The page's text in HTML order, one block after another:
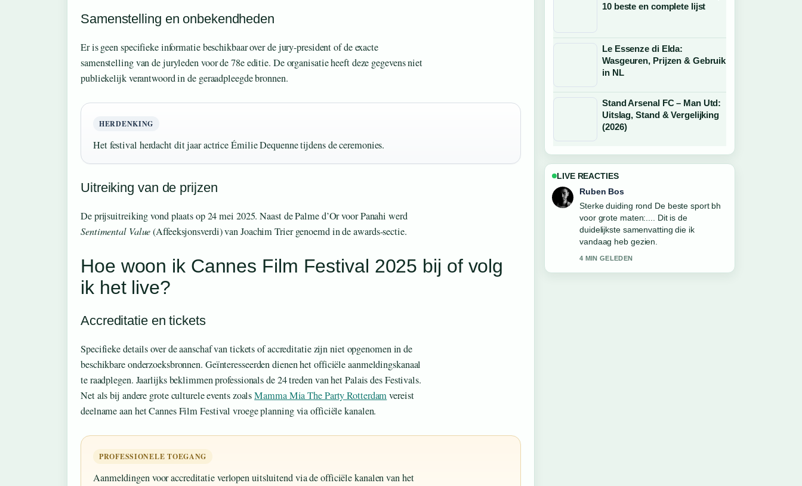
Samenstelling en onbekendheden
Er is geen specifieke informatie beschikbaar over de jury-president of de exacte
samenstelling van de juryleden voor de 78e editie. De organisatie heeft deze gegevens niet
publiekelijk verantwoord in de geraadpleegde bronnen.
HERDENKING
Het festival herdacht dit jaar actrice Émilie Dequenne tijdens de ceremonies.
Uitreiking van de prijzen
De prijsuitreiking vond plaats op 24 mei 2025. Naast de Palme d’Or voor Panahi werd
Sentimental Value(Affeeksjonsverdi) van Joachim Trier genoemd in de awards-sectie.
Hoe woon ik Cannes Film Festival 2025 bij of volg
ik het live?
Accreditatie en tickets
Specifieke details over de aanschaf van tickets of accreditatie zijn niet opgenomen in de
beschikbare onderzoeksbronnen. Geïnteresseerden dienen het officiële aanmeldingskanaal
te raadplegen. Jaarlijks beklimmen professionals de 24 treden van het Palais des Festivals.
Net als bij andere grote culturele events zoalsMamma Mia The Party Rotterdamvereist
deelname aan het Cannes Film Festival vroege planning via officiële kanalen.
PROFESSIONELE TOEGANG
Aanmeldingen voor accreditatie verlopen uitsluitend via de officiële kanalen van het
10 beste en complete lijst
Le Essenze di Elda:
Wasgeuren, Prijzen & Gebruik
in NL
Stand Arsenal FC – Man Utd:
Uitslag, Stand & Vergelijking
(2026)
LIVE REACTIES
Sanne Bakker
Volg Samsung A56 los toestel kopen?
Prijs, aanbieding... nauwlettend –
waardeer de rustige en evenwichtige
toon.
6 MIN GELEDEN